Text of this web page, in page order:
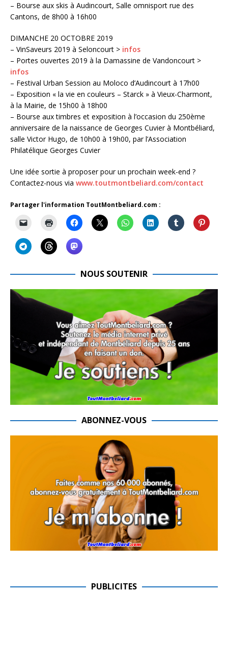
– Bourse aux skis à Audincourt, Salle omnisport rue des
Cantons, de 8h00 à 16h00
DIMANCHE 20 OCTOBRE 2019
– VinSaveurs 2019 à Seloncourt > infos
– Portes ouvertes 2019 à la Damassine de Vandoncourt >
infos
– Festival Urban Session au Moloco d’Audincourt à 17h00
– Exposition « la vie en couleurs – Starck » à Vieux-Charmont,
à la Mairie, de 15h00 à 18h00
– Bourse aux timbres et exposition à l’occasion du 250ème
anniversaire de la naissance de Georges Cuvier à Montbéliard,
salle Victor Hugo, de 10h00 à 19h00, par l’Association
Philatélique Georges Cuvier
Une idée sortie à proposer pour un prochain week-end ?
Contactez-nous via www.toutmontbeliard.com/contact
Partager l'information ToutMontbeliard.com :
NOUS SOUTENIR
ABONNEZ-VOUS
PUBLICITES